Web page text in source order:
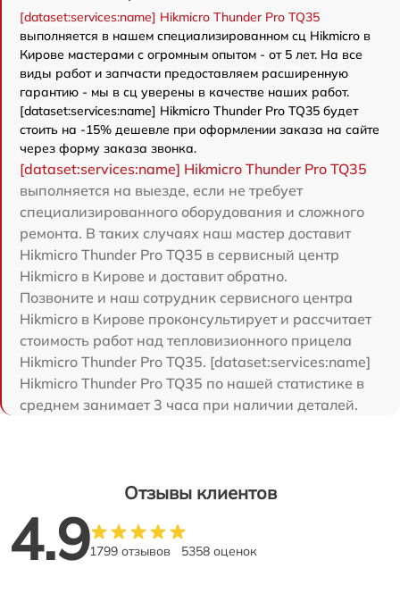
[dataset:services:name] Hikmicro Thunder Pro TQ35
выполняется в нашем специализированном сц Hikmicro в
Кирове мастерами с огромным опытом - от 5 лет. На все
виды работ и запчасти предоставляем расширенную
гарантию - мы в сц уверены в качестве наших работ.
[dataset:services:name] Hikmicro Thunder Pro TQ35 будет
стоить на -15% дешевле при оформлении заказа на сайте
через форму заказа звонка.
[dataset:services:name] Hikmicro Thunder Pro TQ35
выполняется на выезде, если не требует
специализированного оборудования и сложного
ремонта. В таких случаях наш мастер доставит
Hikmicro Thunder Pro TQ35 в сервисный центр
Hikmicro в Кирове и доставит обратно.
Позвоните и наш сотрудник сервисного центра
Hikmicro в Кирове проконсультирует и рассчитает
стоимость работ над тепловизионного прицела
Hikmicro Thunder Pro TQ35. [dataset:services:name]
Hikmicro Thunder Pro TQ35 по нашей статистике в
среднем занимает 3 часа при наличии деталей.
Отзывы клиентов
4.91799 отзывов 5358 оценок